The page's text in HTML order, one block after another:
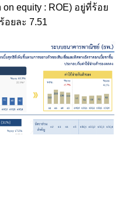
equity : ROE) อยู่ที่ร้อย
อยละ 7.51